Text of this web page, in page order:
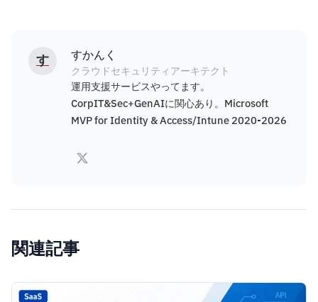
す すかんく
クラウドセキュリティアーキテクト
運用支援サービスやってます。
CorpIT&Sec+GenAIに関心あり。Microsoft
MVP for Identity & Access/Intune 2020-2026
関連記事